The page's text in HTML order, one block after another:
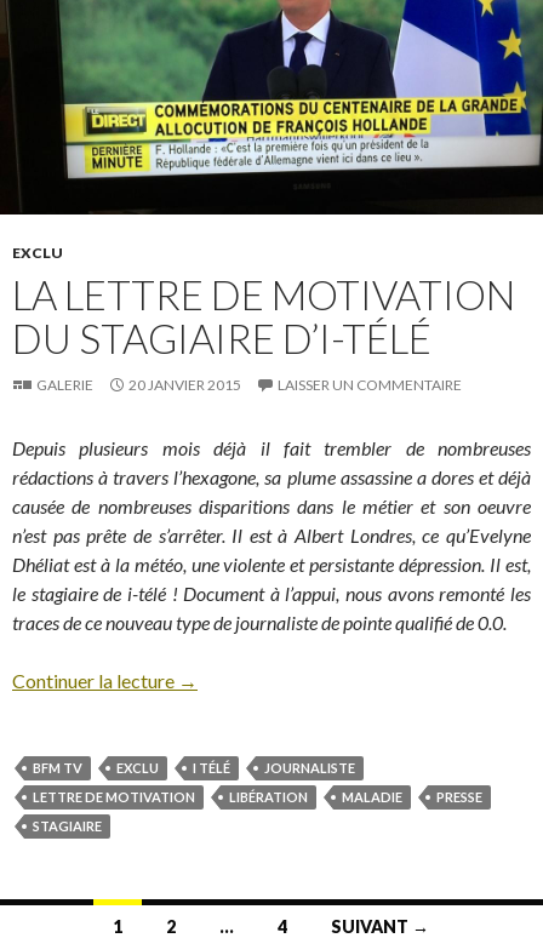
EXCLU
LA LETTRE DE MOTIVATION
DU STAGIAIRE D’I-TÉLÉ
GALERIE 20 JANVIER 2015 LAISSER UN COMMENTAIRE
Depuis plusieurs mois déjà il fait trembler de nombreuses
rédactions à travers l’hexagone, sa plume assassine a dores et déjà
causée de nombreuses disparitions dans le métier et son oeuvre
n’est pas prête de s’arrêter. Il est à Albert Londres, ce qu’Evelyne
Dhéliat est à la météo, une violente et persistante dépression. Il est,
le stagiaire de i-télé ! Document à l’appui, nous avons remonté les
traces de ce nouveau type de journaliste de pointe qualifié de 0.0.
Continuer la lecture →
BFM TV EXCLU I TÉLÉ
JOURNALISTE
LETTRE DE MOTIVATION
LIBÉRATION MALADIE
PRESSE
STAGIAIRE
1 2 … 4 SUIVANT →